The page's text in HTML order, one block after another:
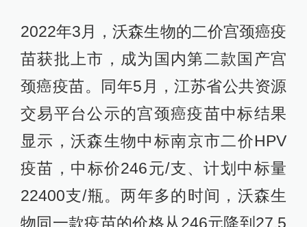
2022年3月，沃森生物的二价宫颈癌疫
苗获批上市，成为国内第二款国产宫
颈癌疫苗。同年5月，江苏省公共资源
交易平台公示的宫颈癌疫苗中标结果
显示，沃森生物中标南京市二价HPV
疫苗，中标价246元/支、计划中标量
22400支/瓶。两年多的时间，沃森生
物同一款疫苗的价格从246元降到27.5